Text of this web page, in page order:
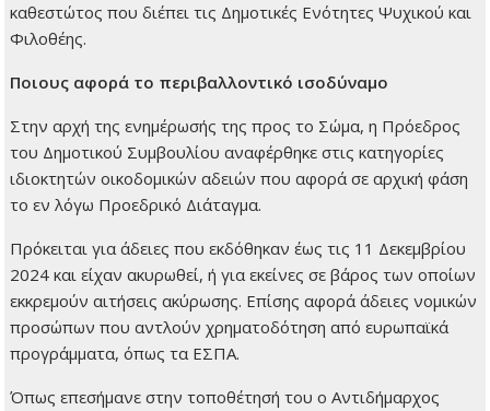
καθεστώτος που διέπει τις Δημοτικές Ενότητες Ψυχικού και
Φιλοθέης.
Ποιους αφορά το περιβαλλοντικό ισοδύναμο
Στην αρχή της ενημέρωσής της προς το Σώμα, η Πρόεδρος
του Δημοτικού Συμβουλίου αναφέρθηκε στις κατηγορίες
ιδιοκτητών οικοδομικών αδειών που αφορά σε αρχική φάση
το εν λόγω Προεδρικό Διάταγμα.
Πρόκειται για άδειες που εκδόθηκαν έως τις 11 Δεκεμβρίου
2024 και είχαν ακυρωθεί, ή για εκείνες σε βάρος των οποίων
εκκρεμούν αιτήσεις ακύρωσης. Επίσης αφορά άδειες νομικών
προσώπων που αντλούν χρηματοδότηση από ευρωπαϊκά
προγράμματα, όπως τα ΕΣΠΑ.
Όπως επεσήμανε στην τοποθέτησή του ο Αντιδήμαρχος